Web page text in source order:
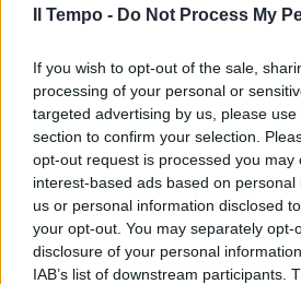
Il Tempo - Do Not Process My
If you wish to opt-out of the sale,
processing of your personal or
targeted advertising by us, please
section to confirm your selection.
opt-out request is processed you may
interest-based ads based on
us or personal information disclosed
your opt-out. You may separately opt-
disclosure of your personal
IAB’s list of downstream participants.